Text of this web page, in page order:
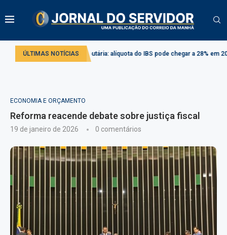
ÚLTIMAS NOTÍCIAS
Reforma tributária: alíquota do IBS pode chegar a 28% em 2033
ECONOMIA E ORÇAMENTO
Reforma reacende debate sobre justiça fiscal
19 de janeiro de 2026 0 comentários